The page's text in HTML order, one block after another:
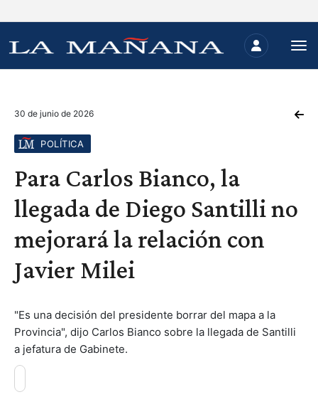
30 de junio de 2026
POLÍTICA
Para Carlos Bianco, la
llegada de Diego Santilli no
mejorará la relación con
Javier Milei
"Es una decisión del presidente borrar del mapa a la
Provincia", dijo Carlos Bianco sobre la llegada de Santilli
a jefatura de Gabinete.